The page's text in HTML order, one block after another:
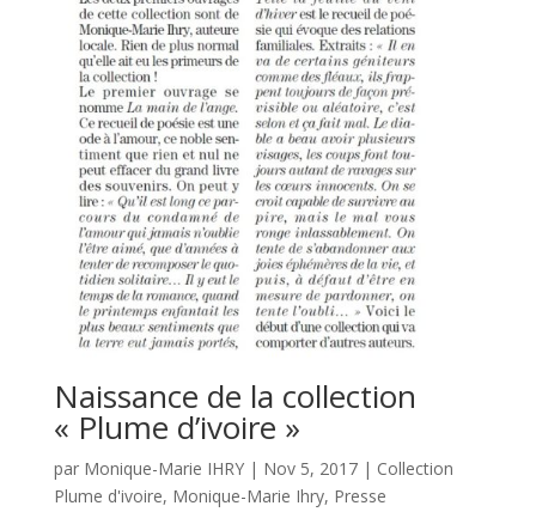
Naissance de la collection
« Plume d’ivoire »
par Monique-Marie IHRY| Nov 5, 2017| Collection
Plume d'ivoire, Monique-Marie Ihry, Presse